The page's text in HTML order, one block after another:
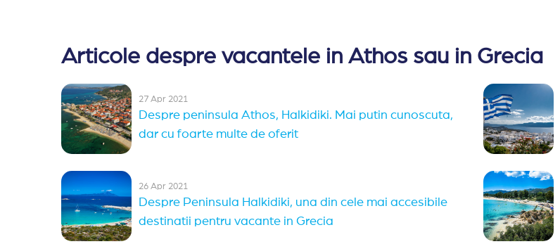
Articole despre vacantele in Athos sau in Grecia
27 Apr 2021
Despre peninsula Athos, Halkidiki. Mai putin cunoscuta,
dar cu foarte multe de oferit
26 Apr 2021
Despre Peninsula Halkidiki, una din cele mai accesibile
destinatii pentru vacante in Grecia